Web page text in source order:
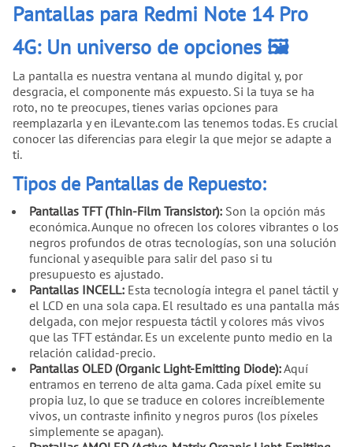
Pantallas para Redmi Note 14 Pro
4G: Un universo de opciones 🖼️
La pantalla es nuestra ventana al mundo digital y, por
desgracia, el componente más expuesto. Si la tuya se ha
roto, no te preocupes, tienes varias opciones para
reemplazarla y en iLevante.com las tenemos todas. Es crucial
conocer las diferencias para elegir la que mejor se adapte a
ti.
Tipos de Pantallas de Repuesto:
Pantallas TFT (Thin-Film Transistor):Son la opción más
económica. Aunque no ofrecen los colores vibrantes o los
negros profundos de otras tecnologías, son una solución
funcional y asequible para salir del paso si tu
presupuesto es ajustado.
Pantallas INCELL:Esta tecnología integra el panel táctil y
el LCD en una sola capa. El resultado es una pantalla más
delgada, con mejor respuesta táctil y colores más vivos
que las TFT estándar. Es un excelente punto medio en la
relación calidad-precio.
Pantallas OLED (Organic Light-Emitting Diode):Aquí
entramos en terreno de alta gama. Cada píxel emite su
propia luz, lo que se traduce en colores increíblemente
vivos, un contraste infinito y negros puros (los píxeles
simplemente se apagan).